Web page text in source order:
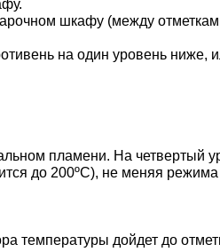
шкафу (между
на один уровень ниже,
пламени. На четвертый
до 200ºС), не меняя
температуры дойдет до